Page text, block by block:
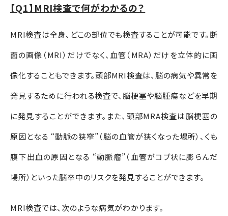
【Q1】MRI検査で何がわかるの？
MRI検査は全身、どこの部位でも検査することが可能です。断
面の画像（MRI）だけでなく、血管（MRA）だけを立体的に画
像化することもできます。頭部MRI検査は、脳の病気や異常を
発見するために行われる検査で、脳梗塞や脳腫瘍などを早期
に発見することができます。また、頭部MRA検査は脳梗塞の
原因となる “動脈の狭窄”（脳の血管が狭くなった場所）、くも
膜下出血の原因となる “動脈瘤”（血管がコブ状に膨らんだ
場所）といった脳卒中のリスクを発見することができます。
MRI検査では、次のような病気がわかります。